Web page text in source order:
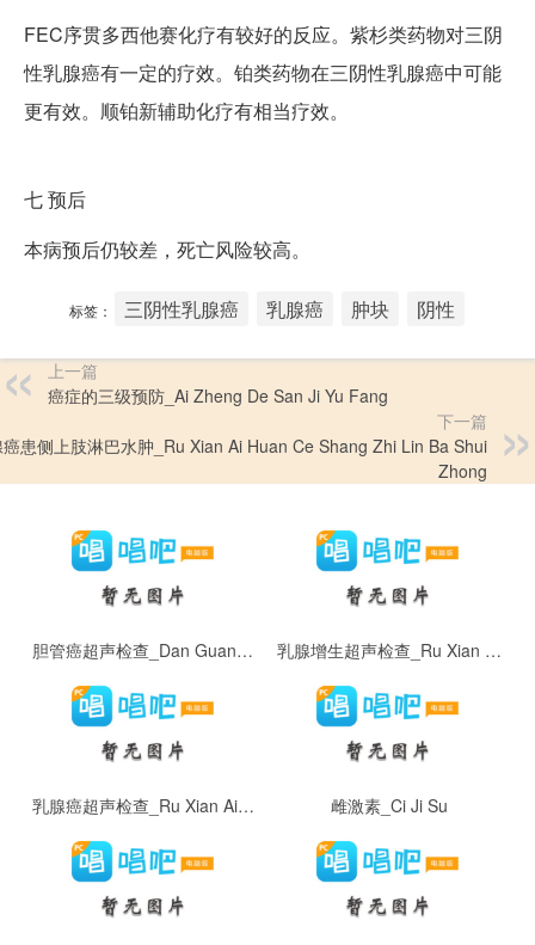
FEC序贯多西他赛化疗有较好的反应。紫杉类药物对三阴
性乳腺癌有一定的疗效。铂类药物在三阴性乳腺癌中可能
更有效。顺铂新辅助化疗有相当疗效。
七预后
本病预后仍较差，死亡风险较高。
标签： 三阴性乳腺癌 乳腺癌 肿块 阴性
上一篇
癌症的三级预防_Ai Zheng De San Ji Yu Fang
下一篇
患侧上肢淋巴水肿_Ru Xian Ai Huan Ce Shang Zhi Lin Ba Shui
Zhong
胆管癌超声检查_Dan Guan Ai Chao Sheng Jian Cha 乳腺增生超声检查_Ru Xian Zeng Sheng Chao Sheng Jian Cha
乳腺癌超声检查_Ru Xian Ai Chao Sheng Jian Cha 雌激素_Ci Ji Su